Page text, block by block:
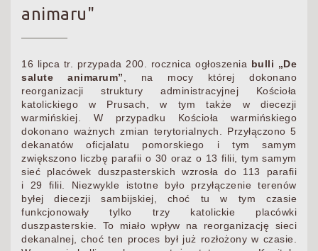
animaru"
16 lipca tr. przypada 200. rocznica ogłoszenia bulli „De
salute animarum”
, na mocy której dokonano
reorganizacji struktury administracyjnej Kościoła
katolickiego w Prusach, w tym także w diecezji
warmińskiej. W przypadku Kościoła warmińskiego
dokonano ważnych zmian terytorialnych. Przyłączono 5
dekanatów oficjalatu pomorskiego i tym samym
zwiększono liczbę parafii o 30 oraz o 13 filii, tym samym
sieć placówek duszpasterskich wzrosła do 113 parafii
i 29 filii. Niezwykle istotne było przyłączenie terenów
byłej diecezji sambijskiej, choć tu w tym czasie
funkcjonowały tylko trzy katolickie placówki
duszpasterskie. To miało wpływ na reorganizację sieci
dekanalnej, choć ten proces był już rozłożony w czasie.